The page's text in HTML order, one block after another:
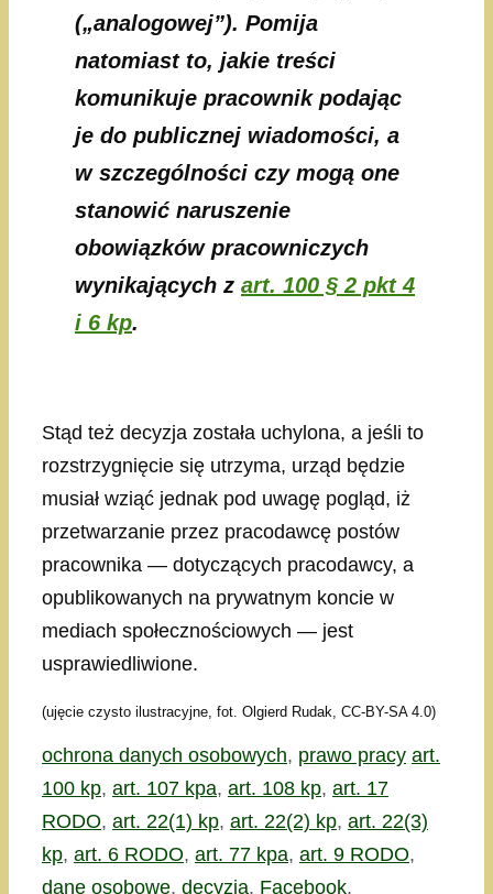
(„analogowej”). Pomija
natomiast to, jakie treści
komunikuje pracownik podając
je do publicznej wiadomości, a
w szczególności czy mogą one
stanowić naruszenie
obowiązków pracowniczych
wynikających z art. 100 § 2 pkt 4
i 6 kp.
Stąd też decyzja została uchylona, a jeśli to
rozstrzygnięcie się utrzyma, urząd będzie
musiał wziąć jednak pod uwagę pogląd, iż
przetwarzanie przez pracodawcę postów
pracownika — dotyczących pracodawcy, a
opublikowanych na prywatnym koncie w
mediach społecznościowych — jest
usprawiedliwione.
(ujęcie czysto ilustracyjne, fot. Olgierd Rudak, CC-BY-SA 4.0)
Kategorie
ochrona danych osobowych, prawo pracy Tagi
art.
100 kp, art. 107 kpa, art. 108 kp, art. 17
RODO, art. 22(1) kp, art. 22(2) kp, art. 22(3)
kp, art. 6 RODO, art. 77 kpa, art. 9 RODO,
dane osobowe, decyzja, Facebook,